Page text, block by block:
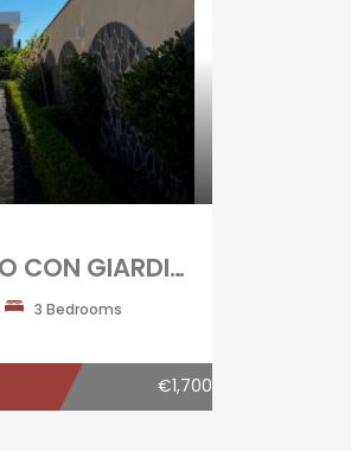
APPARTAMENTO CON GIARDINO IN PARCO Lago Patria
3 Bedrooms
€1,700